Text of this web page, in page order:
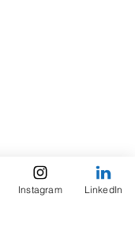
Instagram LinkedIn